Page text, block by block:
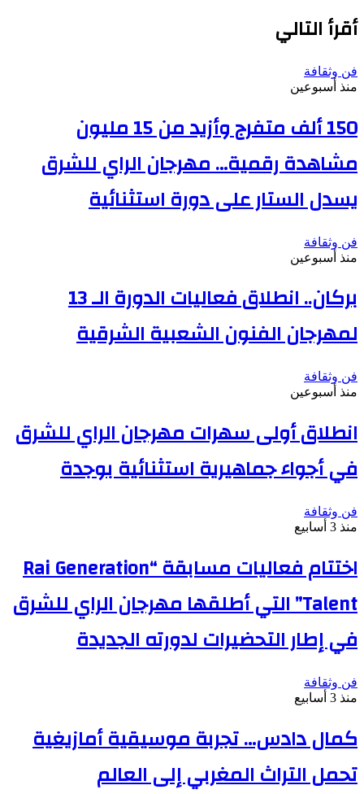
أقرأ التالي
فن وثقافة
منذ أسبوعين
150 ألف متفرج وأزيد من 15 مليون
مشاهدة رقمية… مهرجان الراي للشرق
يسدل الستار على دورة استثنائية
فن وثقافة
منذ أسبوعين
بركان.. انطلاق فعاليات الدورة الـ 13
لمهرجان الفنون الشعبية الشرقية
فن وثقافة
منذ أسبوعين
انطلاق أولى سهرات مهرجان الراي للشرق
في أجواء جماهيرية استثنائية بوجدة
فن وثقافة
منذ 3 أسابيع
اختتام فعاليات مسابقة “Rai Generation
Talent” التي أطلقها مهرجان الراي للشرق
في إطار التحضيرات لدورته الجديدة
فن وثقافة
منذ 3 أسابيع
كمال دادس… تجربة موسيقية أمازيغية
تحمل التراث المغربي إلى العالم